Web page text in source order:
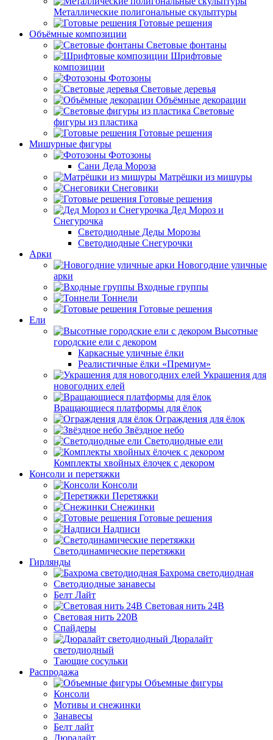
Металлические полигональные скульптуры
Готовые решения
Объёмные композиции
Световые фонтаны
Шрифтовые
композиции
Фотозоны
Световые деревья
Объёмные декорации
Световые
фигуры из пластика
Готовые решения
Мишурные фигуры
Фотозоны
Сани Деда Мороза
Матрёшки из мишуры
Снеговики
Готовые решения
Дед Мороз и
Снегурочка
Светодиодные Деды Морозы
Светодиодные Снегурочки
Арки
Новогодние уличные
арки
Входные группы
Тоннели
Готовые решения
Ели
Высотные
городские ели с декором
Каркасные уличные ёлки
Реалистичные ёлки «Премиум»
Украшения для
новогодних елей
Вращающиеся платформы для ёлок
Ограждения для ёлок
Звёздное небо
Светодиодные ели
Комплекты хвойных ёлочек с декором
Консоли и перетяжки
Консоли
Перетяжки
Снежинки
Готовые решения
Надписи
Светодинамические перетяжки
Гирлянды
Бахрома светодиодная
Светодиодные занавесы
Белт Лайт
Световая нить 24В
Световая нить 220В
Спайдеры
Дюралайт
светодиодный
Тающие сосульки
Распродажа
Объемные фигуры
Консоли
Мотивы и снежинки
Занавесы
Белт лайт
Дюралайт